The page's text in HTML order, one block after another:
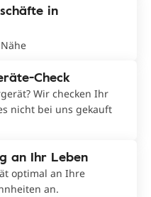
in
Check
Wir checken Ihr
nicht bei uns gekauft
an Ihr Leben
optimal an Ihre
an.